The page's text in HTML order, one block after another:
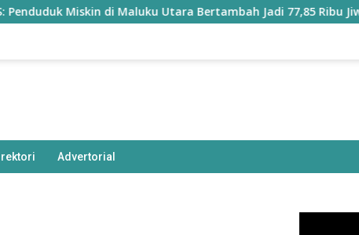
Miskin di Maluku Utara Bertambah Jadi 77,85 Ribu Jiwa
Advertorial